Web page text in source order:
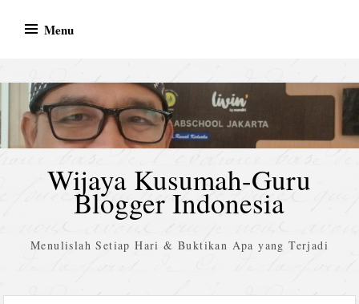
Menu
Wijaya Kusumah-Guru
Blogger Indonesia
Menulislah Setiap Hari & Buktikan Apa yang Terjadi